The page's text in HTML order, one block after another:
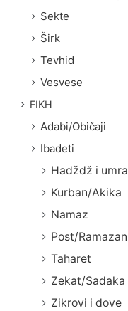
Sekte
Širk
Tevhid
Vesvese
FIKH
Adabi/Običaji
Ibadeti
Hadždž i umra
Kurban/Akika
Namaz
Post/Ramazan
Taharet
Zekat/Sadaka
Zikrovi i dove